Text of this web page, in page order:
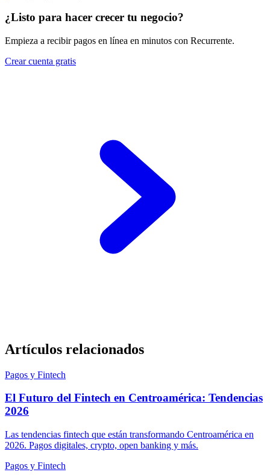
¿Listo para hacer crecer tu negocio?
Empieza a recibir pagos en línea en minutos con Recurrente.
Crear cuenta gratis
Artículos relacionados
Pagos y Fintech
El Futuro del Fintech en Centroamérica: Tendencias
2026
Las tendencias fintech que están transformando Centroamérica en
2026. Pagos digitales, crypto, open banking y más.
Pagos y Fintech